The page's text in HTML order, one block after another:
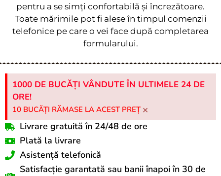
pentru a se simți confortabilă și încrezătoare.
Toate mărimile pot fi alese în timpul comenzii
telefonice pe care o vei face după completarea
formularului.
1000 DE BUCĂȚI VÂNDUTE ÎN ULTIMELE 24 DE
ORE!
10 BUCĂȚI RĂMASE LA ACEST PREȚ ×
Livrare gratuită în 24/48 de ore
Plată la livrare
Asistență telefonică
Satisfacție garantată sau banii înapoi în 30 de